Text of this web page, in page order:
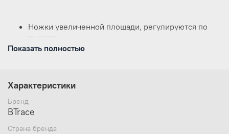
Ножки увеличенной площади, регулируются по
высоте;
Спинка покрыта неопреном;
Размер в упаковке:
Высота спинка 52 см / Высота ножек 32-42 см.
Показать полностью
Характеристики
Бренд
BTrace
Страна бренда